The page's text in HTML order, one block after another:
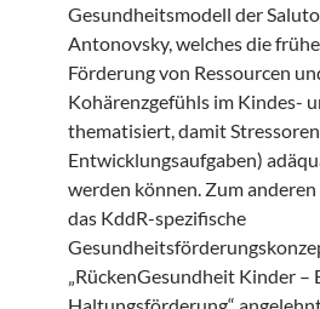
Gesundheitsmodell der
Antonovsky, welches die
Förderung von Ressourcen
Kohärenzgefühls im Kindes-
thematisiert, damit Stressoren
Entwicklungsaufgaben)
werden können. Zum
das KddR-spezifische
„RückenGesundheit Kinder –
Haltungsförderung“